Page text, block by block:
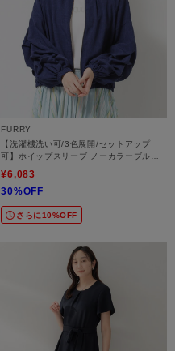
FURRY
【洗濯機洗い可/3色展開/セットアップ
可】ホイップスリーブ ノーカラーブルゾ
¥6,083
30%OFF
さらに10%OFF